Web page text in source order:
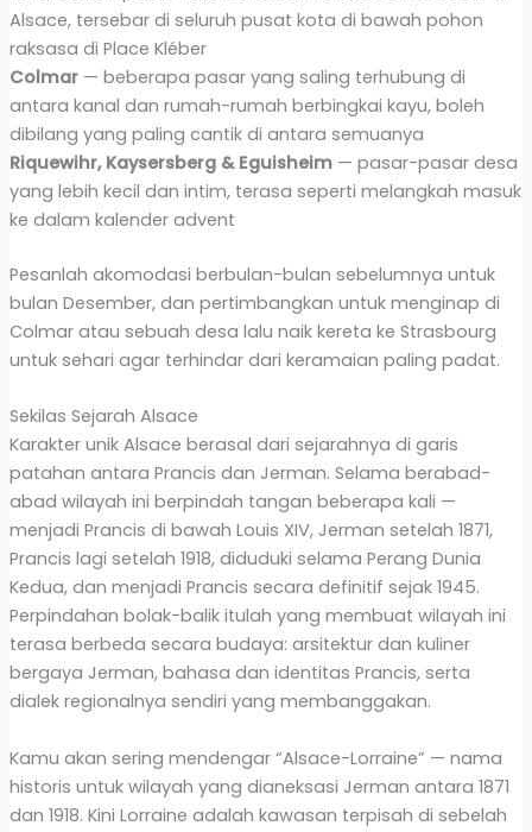
Alsace, tersebar di seluruh pusat kota di bawah pohon
raksasa di Place Kléber
Colmar— beberapa pasar yang saling terhubung di
antara kanal dan rumah-rumah berbingkai kayu, boleh
dibilang yang paling cantik di antara semuanya
Riquewihr, Kaysersberg & Eguisheim— pasar-pasar desa
yang lebih kecil dan intim, terasa seperti melangkah masuk
ke dalam kalender advent
Pesanlah akomodasi berbulan-bulan sebelumnya untuk
bulan Desember, dan pertimbangkan untuk menginap di
Colmar atau sebuah desa lalu naik kereta ke Strasbourg
untuk sehari agar terhindar dari keramaian paling padat.
Sekilas Sejarah Alsace
Karakter unik Alsace berasal dari sejarahnya di garis
patahan antara Prancis dan Jerman. Selama berabad-
abad wilayah ini berpindah tangan beberapa kali —
menjadi Prancis di bawah Louis XIV, Jerman setelah 1871,
Prancis lagi setelah 1918, diduduki selama Perang Dunia
Kedua, dan menjadi Prancis secara definitif sejak 1945.
Perpindahan bolak-balik itulah yang membuat wilayah ini
terasa berbeda secara budaya: arsitektur dan kuliner
bergaya Jerman, bahasa dan identitas Prancis, serta
dialek regionalnya sendiri yang membanggakan.
Kamu akan sering mendengar “Alsace-Lorraine” — nama
historis untuk wilayah yang dianeksasi Jerman antara 1871
dan 1918. Kini Lorraine adalah kawasan terpisah di sebelah